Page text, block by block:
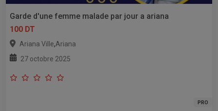
Garde d'une femme malade par jour a ariana
100 DT
Ariana Ville,Ariana
27 octobre 2025
PRO